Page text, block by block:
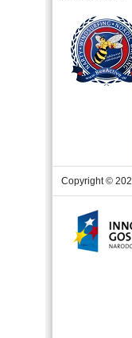
Copyright ©